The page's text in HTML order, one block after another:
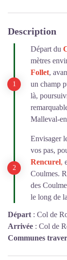
Description
Départ du
mètres
Follet,
un champ
là,
Malleval-
Envisager
vos pas,
Rencurel,
Coulmes.
des
le long de
Départ : Col de
Arrivée : Col de
Communes